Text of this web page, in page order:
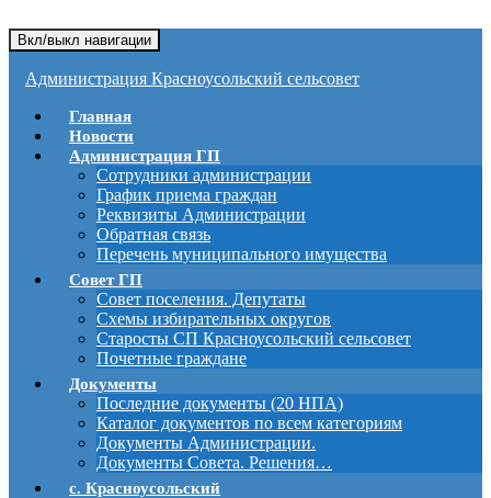
Вкл/выкл навигации
Администрация Красноусольский сельсовет
Главная
Новости
Администрация ГП
Сотрудники администрации
График приема граждан
Реквизиты Администрации
Обратная связь
Перечень муниципального имущества
Совет ГП
Совет поселения. Депутаты
Схемы избирательных округов
Старосты СП Красноусольский сельсовет
Почетные граждане
Документы
Последние документы (20 НПА)
Каталог документов по всем категориям
Документы Администрации.
Документы Совета. Решения…
с. Красноусольский